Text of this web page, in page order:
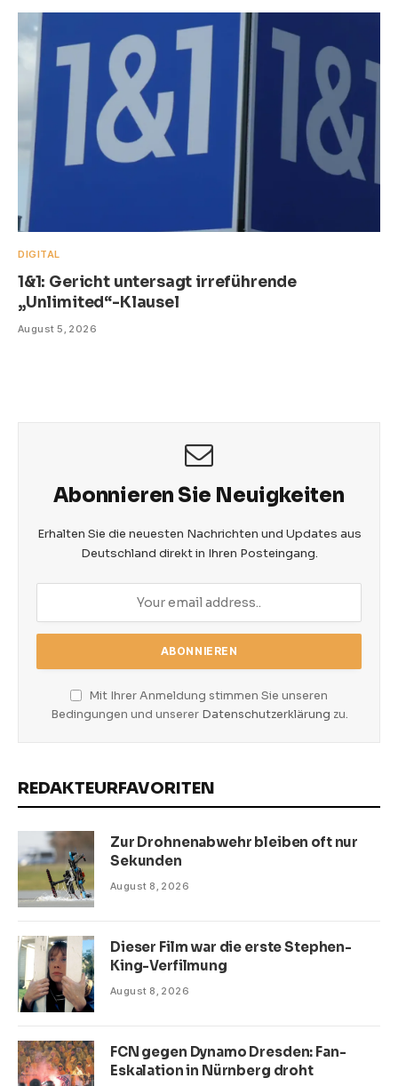
DIGITAL
1&1: Gericht untersagt irreführende
„Unlimited“-Klausel
August 5, 2026
Abonnieren Sie Neuigkeiten
Erhalten Sie die neuesten Nachrichten und Updates aus
Deutschland direkt in Ihren Posteingang.
Mit Ihrer Anmeldung stimmen Sie unseren
Bedingungen und unserer Datenschutzerklärung zu.
REDAKTEURFAVORITEN
Zur Drohnenabwehr bleiben oft nur
Sekunden
August 8, 2026
Dieser Film war die erste Stephen-
King-Verfilmung
August 8, 2026
FCN gegen Dynamo Dresden: Fan-
Eskalation in Nürnberg droht